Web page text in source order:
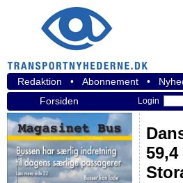
Redaktion • Abonnement •
Forsiden
Login